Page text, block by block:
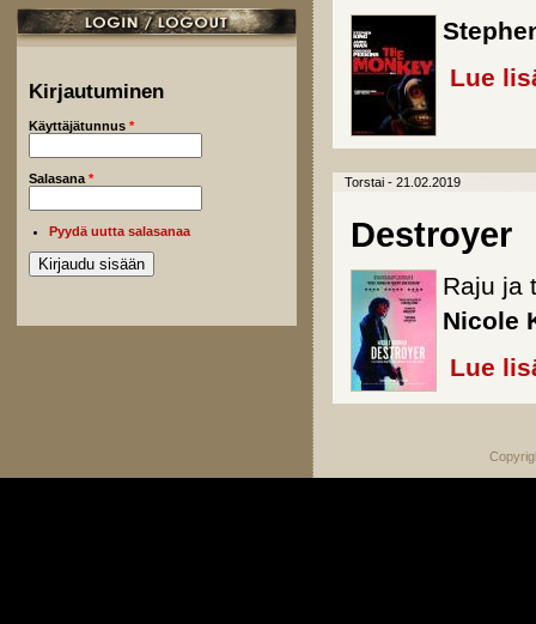
Kirjautuminen
Käyttäjätunnus *
Salasana *
Pyydä uutta salasanaa
Lue
Torstai - 21.02.2019
Destroyer
Raju ja
Nicole
Lue